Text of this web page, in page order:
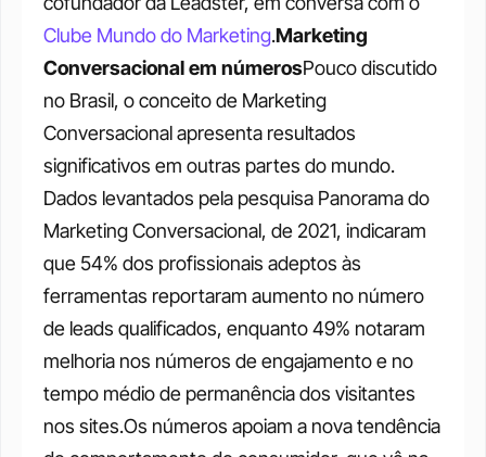
Clube Mundo do Marketing.Marketing
Conversacional em númerosPouco discutido
no Brasil, o conceito de Marketing
Conversacional apresenta resultados
significativos em outras partes do mundo.
Dados levantados pela pesquisa Panorama do
Marketing Conversacional, de 2021, indicaram
que 54% dos profissionais adeptos às
ferramentas reportaram aumento no número
de leads qualificados, enquanto 49% notaram
melhoria nos números de engajamento e no
tempo médio de permanência dos visitantes
nos sites.Os números apoiam a nova tendência